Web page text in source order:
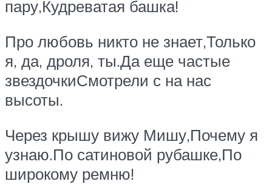
пару,Кудреватая башка!
Про любовь никто не знает,Только
я, да, дроля, ты.Да еще частые
звездочкиСмотрели с на нас
высоты.
Через крышу вижу Мишу,Почему я
узнаю.По сатиновой рубашке,По
широкому ремню!